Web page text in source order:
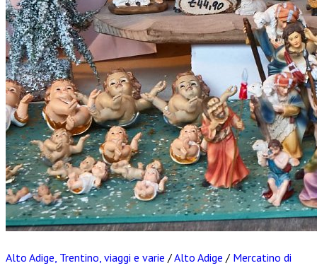
Alto Adige, Trentino, viaggi e varie /Alto Adige / Mercatino di